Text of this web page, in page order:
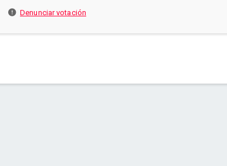
Denunciar votación